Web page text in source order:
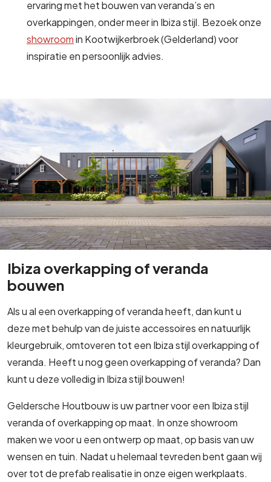
ervaring met het bouwen van veranda’s en
overkappingen, onder meer in Ibiza stijl. Bezoek onze
showroomin Kootwijkerbroek (Gelderland) voor
inspiratie en persoonlijk advies.
Ibiza overkapping of veranda
bouwen
Als u al een overkapping of veranda heeft, dan kunt u
deze met behulp van de juiste accessoires en natuurlijk
kleurgebruik, omtoveren tot een Ibiza stijl overkapping of
veranda. Heeft u nog geen overkapping of veranda? Dan
kunt u deze volledig in Ibiza stijl bouwen!
Geldersche Houtbouw is uw partner voor een Ibiza stijl
veranda of overkapping op maat. In onze showroom
maken we voor u een ontwerp op maat, op basis van uw
wensen en tuin. Nadat u helemaal tevreden bent gaan wij
over tot de prefab realisatie in onze eigen werkplaats.